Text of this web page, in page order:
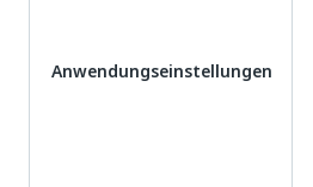
Anwendungseinstellungen